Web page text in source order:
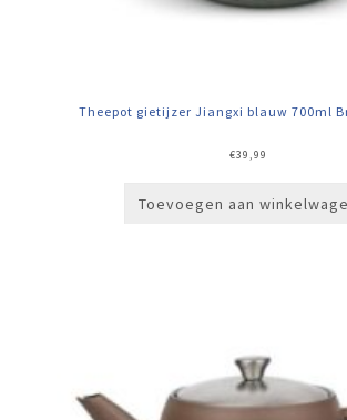
Theepot gietijzer Jiangxi blauw 700ml
€39,99
Toevoegen aan